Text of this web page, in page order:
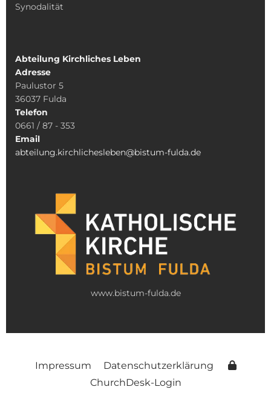
Synodalität
Abteilung Kirchliches Leben
Adresse
Paulustor 5
36037 Fulda
Telefon
0661 / 87 - 353
Email
abteilung.kirchlichesleben@bistum-fulda.de
www.bistum-fulda.de
Impressum
Datenschutzerklärung
ChurchDesk-Login